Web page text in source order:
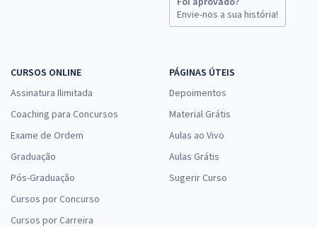
Envie-nos a sua história!
CURSOS ONLINE
Assinatura Ilimitada
Coaching para Concursos
Exame de Ordem
Graduação
Pós-Graduação
Cursos por Concurso
Cursos por Carreira
PÁGINAS ÚTEIS
Depoimentos
Material Grátis
Aulas ao Vivo
Aulas Grátis
Sugerir Curso